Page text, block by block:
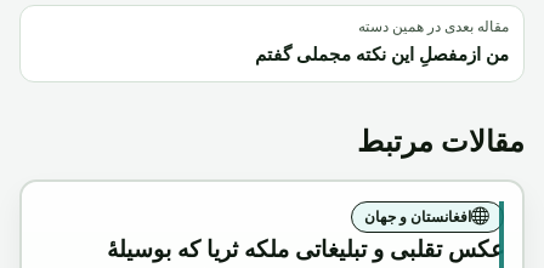
مقاله بعدی در همین دسته
من ازمفصلِ این نکته مجملی گفتم
مقالات مرتبط
افغانستان و جهان
عکس تقلبی و تبلیغاتی ملکه ثریا که بوسیلۀ